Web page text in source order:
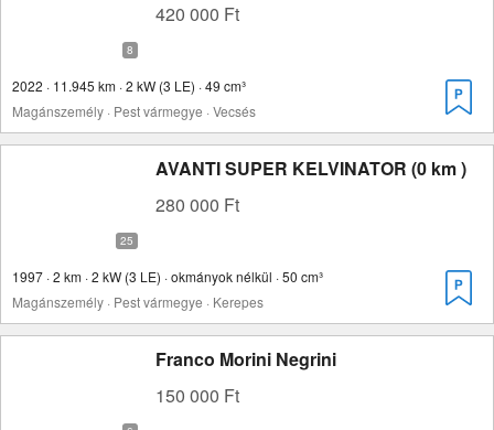
420 000 Ft
2022 · 11.945 km · 2 kW (3 LE) · 49 cm³
Magánszemély · Pest vármegye · Vecsés
AVANTI SUPER KELVINATOR (0 km )
280 000 Ft
1997 · 2 km · 2 kW (3 LE) · okmányok nélkül · 50 cm³
Magánszemély · Pest vármegye · Kerepes
Franco Morini Negrini
150 000 Ft